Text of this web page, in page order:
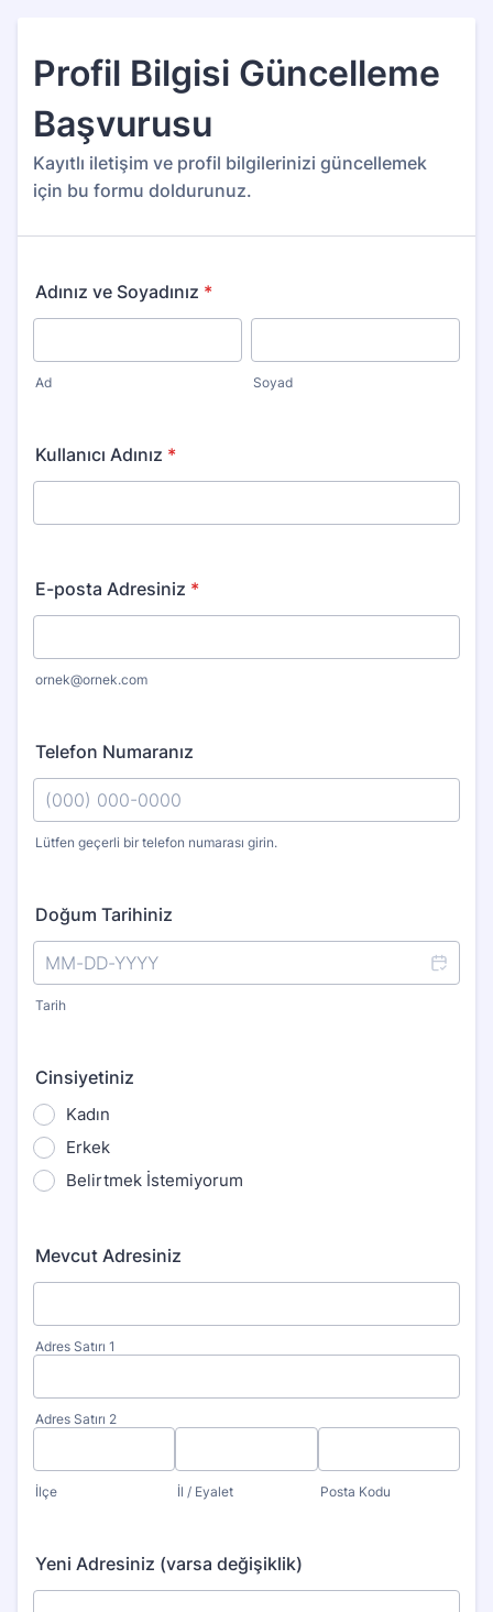
Profil Bilgisi Güncelleme
Başvurusu
Kayıtlı iletişim ve profil bilgilerinizi güncellemek
için bu formu doldurunuz.
Adınız ve Soyadınız *
Ad Soyad
Kullanıcı Adınız *
E-posta Adresiniz *
ornek@ornek.com
Telefon Numaranız
Lütfen geçerli bir telefon numarası girin.
Doğum Tarihiniz
Tarih
Cinsiyetiniz
Kadın
Erkek
Belirtmek İstemiyorum
Mevcut Adresiniz
Adres Satırı 1
Adres Satırı 2
İlçe İl / Eyalet Posta Kodu
Yeni Adresiniz (varsa değişiklik)